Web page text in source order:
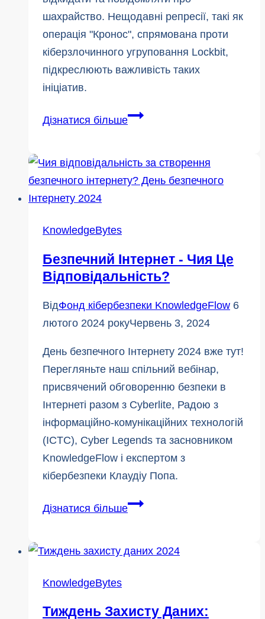
шахрайство. Нещодавні репресії, такі як
операція "Кронос", спрямована проти
кіберзлочинного угруповання Lockbit,
підкреслюють важливість таких
ініціатив.
Дізнатися більшеМісяць
4
поради,
програмного
забезпечення
фішингу
KnowledgeBytes
Безпечний Інтернет - Чия Це
Відповідальність?
ВідФонд кібербезпеки KnowledgeFlow 6
лютого 2024 рокуЧервень 3, 2024
День безпечного Інтернету 2024 вже тут!
Перегляньте наш спільний вебінар,
присвячений обговоренню безпеки в
Інтернеті разом з Cyberlite, Радою з
інформаційно-комунікаційних технологій
(ICTC), Cyber Legends та засновником
KnowledgeFlow і експертом з
кібербезпеки Клаудіу Попа.
Дізнатися більшеБезпечний
чия
KnowledgeBytes
Тиждень Захисту Даних: